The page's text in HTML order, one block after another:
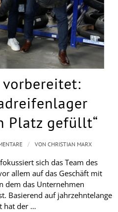
Platz gefüllt“
sich das Team des
allem auf das Geschäft mit
dem das Unternehmen
Basierend auf jahrzehntelange
hat der …
/ VONCHRISTIAN MARX